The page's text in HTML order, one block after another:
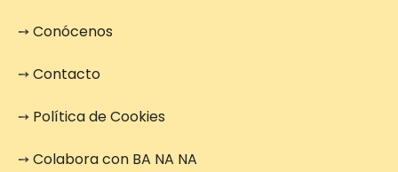
➙Conócenos
➙Contacto
➙ Política de Cookies
➙Colabora con BA NA NA